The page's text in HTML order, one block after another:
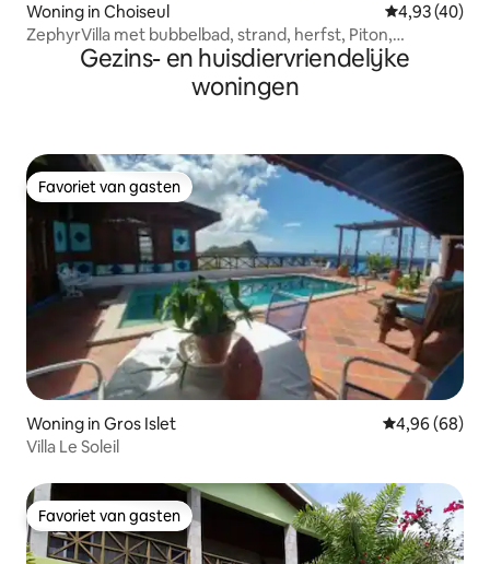
Woning in Choiseul Gemiddelde
4,93 (40)
ZephyrVilla met bubbelbad, strand, herfst, Piton,
modderbadGezins- en huisdiervriendelijke
woningen
Favoriet van gasten
Favoriet van gasten
Woning in Gros Islet Gemiddelde
4,96 (68)
Villa Le Soleil
Favoriet van gasten
Favoriet van gasten